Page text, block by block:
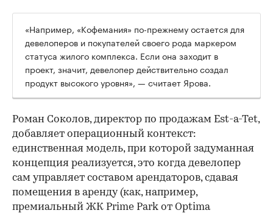
«Например, «Кофемания» по-прежнему остается для
девелоперов и покупателей своего рода маркером
статуса жилого комплекса. Если она заходит в
проект, значит, девелопер действительно создал
продукт высокого уровня», — считает Ярова.
Роман Соколов, директор по продажам Est-a-Tet,
добавляет операционный контекст:
единственная модель, при которой задуманная
концепция реализуется, это когда девелопер
сам управляет составом арендаторов, сдавая
помещения в аренду (как, например,
премиальный ЖК Prime Park от Optima